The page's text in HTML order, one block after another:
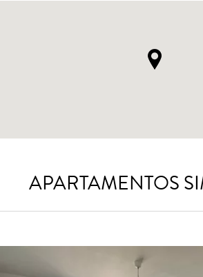
APARTAMENTOS